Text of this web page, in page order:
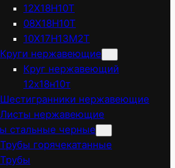
12Х18Н10Т
08Х18Н10Т
10Х17Н13М2Т
Круги нержавеющие
Круг нержавеющий
12х18н10т
Шестигранники нержавеющие
Листы нержавеющие
стальные черные
Трубы горячекатанные
Трубы